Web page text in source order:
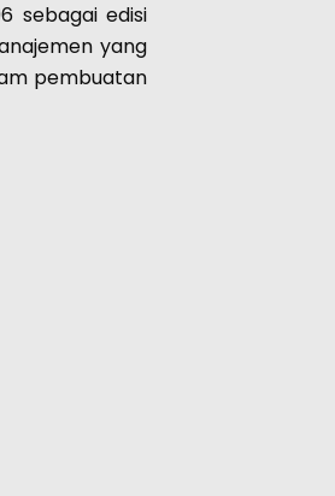
sebagai edisi
yang
pembuatan